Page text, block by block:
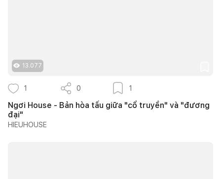
13.077
1 0 1
Ngơi House - Bản hòa tấu giữa "cổ truyền" và "đương
đại"
HIEUHOUSE